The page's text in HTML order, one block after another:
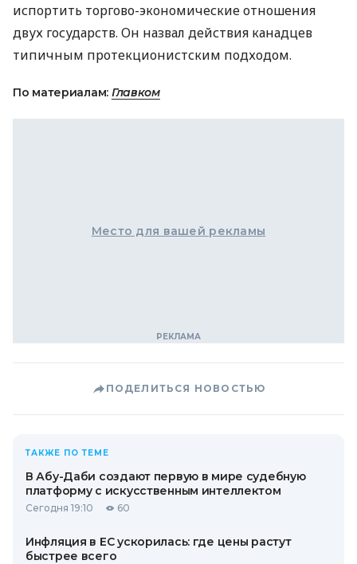
испортить торгово-экономические отношения
двух государств. Он назвал действия канадцев
типичным протекционистским подходом.
По материалам: Главком
Место для вашей рекламы
ПОДЕЛИТЬСЯ НОВОСТЬЮ
ТАКЖЕ ПО ТЕМЕ
В Абу-Даби создают первую в мире судебную
платформу с искусственным интеллектом
Сегодня 19:10 60
Инфляция в ЕС ускорилась: где цены растут
быстрее всего